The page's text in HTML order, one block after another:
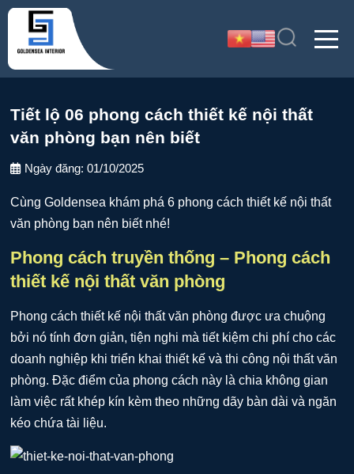
Tiết lộ 06 phong cách thiết kế nội thất
văn phòng bạn nên biết
Ngày đăng:01/10/2025
Cùng Goldensea khám phá 6 phong cách thiết kế nội thất
văn phòng bạn nên biết nhé!
Phong cách truyền thống – Phong cách
thiết kế nội thất văn phòng
Phong cách thiết kế nội thất văn phòng được ưa chuộng
bởi nó tính đơn giản, tiện nghi mà tiết kiệm chi phí cho các
doanh nghiệp khi triển khai thiết kế và thi công nội thất văn
phòng. Đặc điểm của phong cách này là chia không gian
làm việc rất khép kín kèm theo những dãy bàn dài và ngăn
kéo chứa tài liệu.